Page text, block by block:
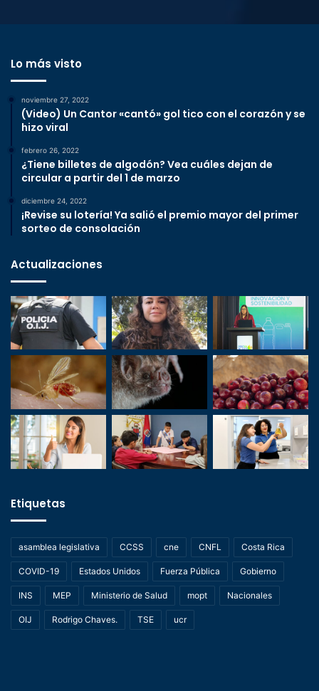
Lo más visto
noviembre 27, 2022
(Video) Un Cantor «cantó» gol tico con el corazón y se
hizo viral
febrero 26, 2022
¿Tiene billetes de algodón? Vea cuáles dejan de
circular a partir del 1 de marzo
diciembre 24, 2022
¡Revise su lotería! Ya salió el premio mayor del primer
sorteo de consolación
Actualizaciones
Etiquetas
asamblea legislativa CCSS cne CNFL Costa Rica
COVID-19 Estados Unidos Fuerza Pública Gobierno
INS MEP Ministerio de Salud mopt Nacionales
OIJ Rodrigo Chaves. TSE ucr